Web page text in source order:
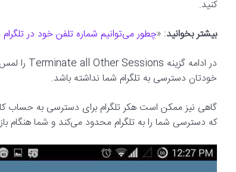
کنید.
بیشتر بخوانید: «چطور می‌توانیم شماره تلفن خود در تلگرام
خودتان دسترسی به تلگرام شما نداشته باشد.
که دسترسی شما را به تلگرام محدود می‌کند و شما هنگام